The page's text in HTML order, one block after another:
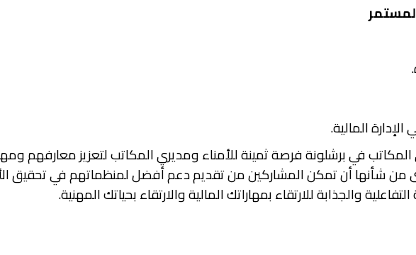
المكاتب في برشلونة فرصة ثمينة للأمناء ومديري المكاتب لتعزيز معارفهم
5 أيام تقنيات عملية ورؤى من شأنها أن تمكن المشاركين من تقديم دعم أفضل لمنظماتهم في
والجذابة للارتقاء بمهاراتك المالية والارتقاء بحياتك المهنية.